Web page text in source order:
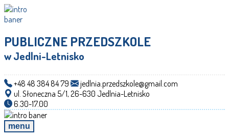
PUBLICZNE PRZEDSZKOLE
w Jedlni-Letnisko
+48 48 384 84 79
jedlnia.przedszkole@gmail.com
ul. Słoneczna 5/1, 26-630 Jedlnia-Letnisko
6.30-17.00
menu